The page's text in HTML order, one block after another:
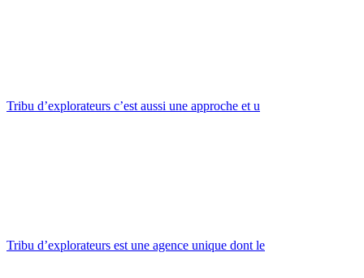
Tribu d’explorateurs c’est aussi une approche et u
Tribu d’explorateurs est une agence unique dont le